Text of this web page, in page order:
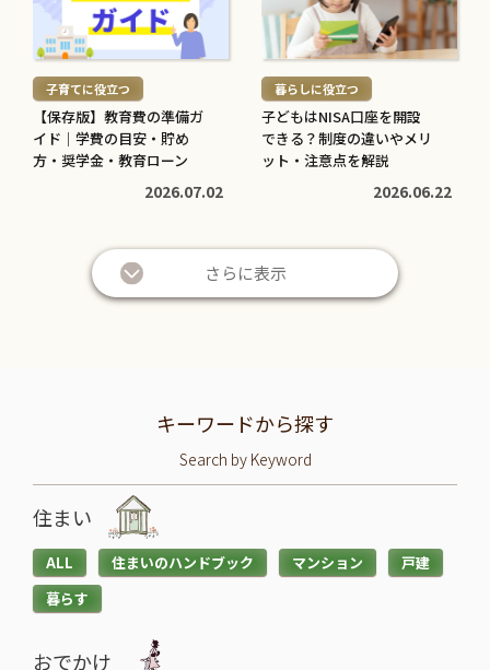
を
読
む
> 子育てに役立つ
【保存版】教育費の準備ガ
イド｜学費の目安・貯め
方・奨学金・教育ローン
2026.07.02
を
読
む
> 暮らしに役立つ
子どもはNISA口座を開設
できる？制度の違いやメリ
ット・注意点を解説
2026.06.22
さらに表示
キーワードから探す
Search by Keyword
住まい
ALL 住まいのハンドブック マンション
戸建
暮らす
おでかけ